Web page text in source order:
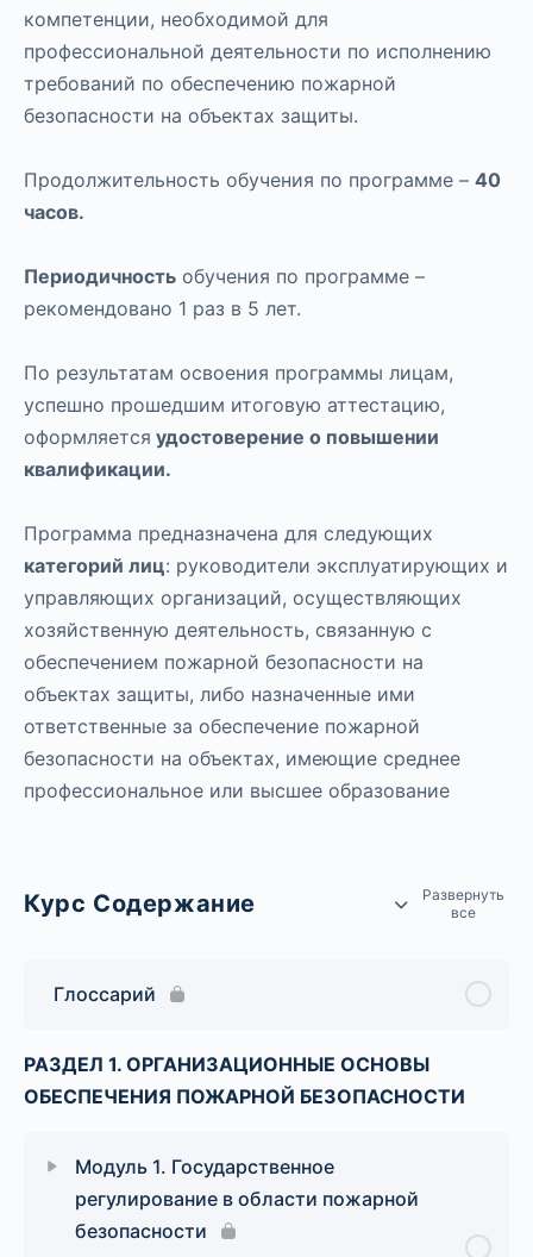
компетенции, необходимой для
профессиональной деятельности по исполнению
требований по обеспечению пожарной
безопасности на объектах защиты.
Продолжительность обучения по программе – 40
часов.
Периодичность обучения по программе –
рекомендовано 1 раз в 5 лет.
По результатам освоения программы лицам,
успешно прошедшим итоговую аттестацию,
оформляется удостоверение о повышении
квалификации.
Программа предназначена для следующих
категорий лиц: руководители эксплуатирующих и
управляющих организаций, осуществляющих
хозяйственную деятельность, связанную с
обеспечением пожарной безопасности на
объектах защиты, либо назначенные ими
ответственные за обеспечение пожарной
безопасности на объектах, имеющие среднее
профессиональное или высшее образование
Курс Содержание
Развернуть
все
Глоссарий
РАЗДЕЛ 1. ОРГАНИЗАЦИОННЫЕ ОСНОВЫ
ОБЕСПЕЧЕНИЯ ПОЖАРНОЙ БЕЗОПАСНОСТИ
Модуль 1. Государственное
регулирование в области пожарной
безопасности